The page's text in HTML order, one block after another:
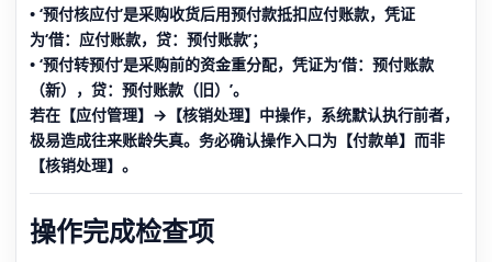
• ‘预付核应付’是采购收货后用预付款抵扣应付账款，凭证
为‘借：应付账款，贷：预付账款’；
• ‘预付转预付’是采购前的资金重分配，凭证为‘借：预付账款
（新），贷：预付账款（旧）’。
若在【应付管理】→【核销处理】中操作，系统默认执行前者，
极易造成往来账龄失真。务必确认操作入口为【付款单】而非
【核销处理】。
操作完成检查项